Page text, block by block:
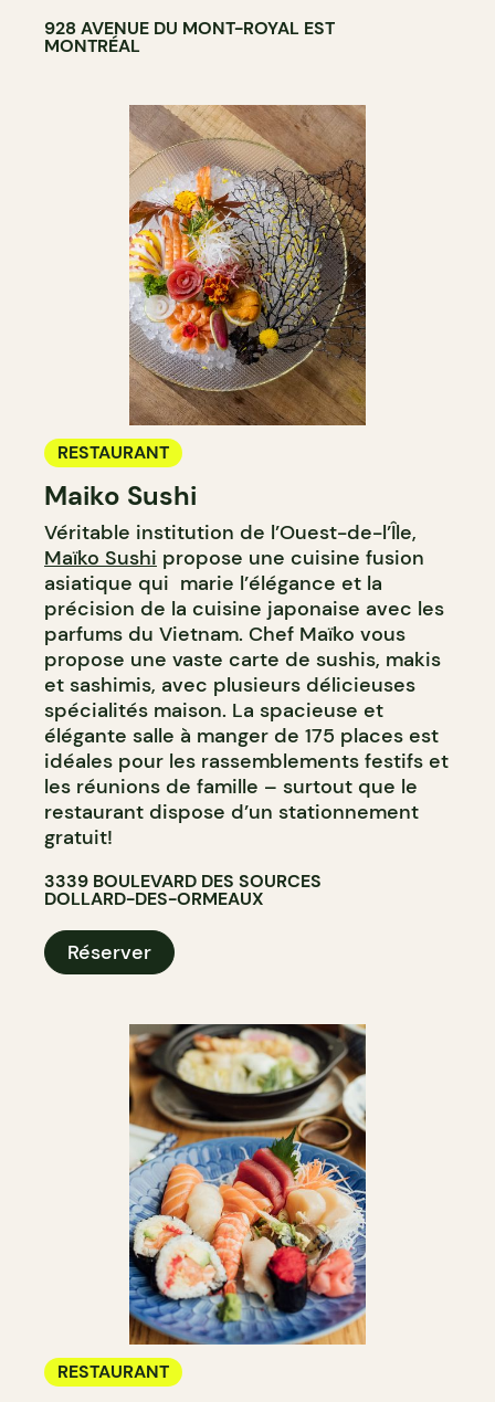
928 AVENUE DU MONT-ROYAL EST
MONTRÉAL
RESTAURANT
Maiko Sushi
Véritable institution de l’Ouest-de-l’Île,
Maïko Sushi propose une cuisine fusion
asiatique qui marie l’élégance et la
précision de la cuisine japonaise avec les
parfums du Vietnam. Chef Maïko vous
propose une vaste carte de sushis, makis
et sashimis, avec plusieurs délicieuses
spécialités maison. La spacieuse et
élégante salle à manger de 175 places est
idéales pour les rassemblements festifs et
les réunions de famille – surtout que le
restaurant dispose d’un stationnement
gratuit!
3339 BOULEVARD DES SOURCES
DOLLARD-DES-ORMEAUX
Réserver
RESTAURANT